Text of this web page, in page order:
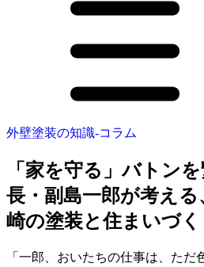
外壁塗装の知識-コラム
「家を守る」バトン
長・副島一郎が考え
崎の塗装と住まいづく
「一郎、おいたちの仕事は、ただ